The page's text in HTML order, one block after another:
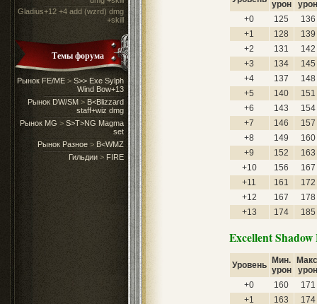
Gladius+12 +4 add (wzrd) dmg
+skill
Темы форума
Рынок FE/ME > S>> Exe Sylph
Wind Bow+13
Рынок DW/SM > B<Blizzard
staff+wiz dmg
Рынок MG > S>T>NG Magma
set
Рынок Разное > B<WMZ
Гильдии > FIRE
урон
урон
+0
125
136
+1
128
139
+2
131
142
+3
134
145
+4
137
148
+5
140
151
+6
143
154
+7
146
157
+8
149
160
+9
152
163
+10
156
167
+11
161
172
+12
167
178
+13
174 185
Excellent Shadow
Уровень
Мин.
урон
урон
+0
160
171
+1
163
174